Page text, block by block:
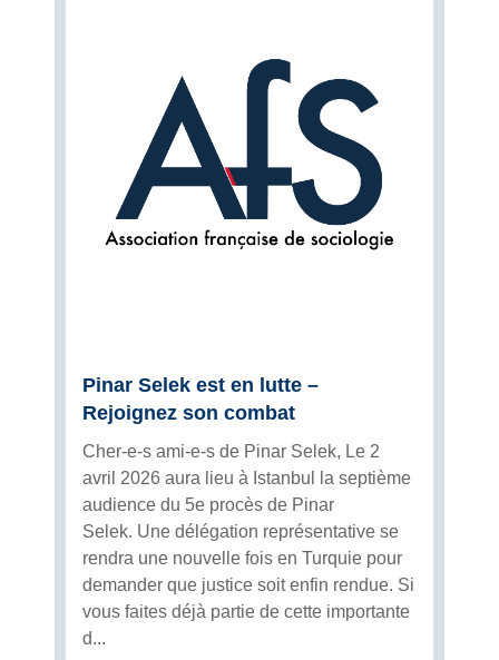
Pinar Selek est en lutte –
Rejoignez son combat
Cher-e-s ami-e-s de Pinar Selek, Le 2
avril 2026 aura lieu à Istanbul la septième
audience du 5e procès de Pinar
Selek. Une délégation représentative se
rendra une nouvelle fois en Turquie pour
demander que justice soit enfin rendue. Si
vous faites déjà partie de cette importante
d...